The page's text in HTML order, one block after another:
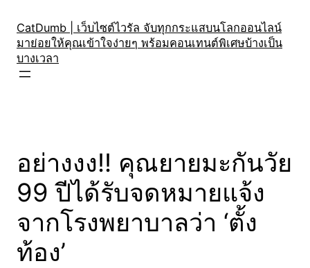
content
CatDumb | เว็บไซต์ไวรัล จับทุกกระแสบนโลกออนไลน์
มาย่อยให้คุณเข้าใจง่ายๆ พร้อมคอนเทนต์พิเศษบ้างเป็น
บางเวลา
อย่างงง!! คุณยายมะกันวัย
99 ปีได้รับจดหมายแจ้ง
จากโรงพยาบาลว่า ‘ตั้ง
ท้อง’